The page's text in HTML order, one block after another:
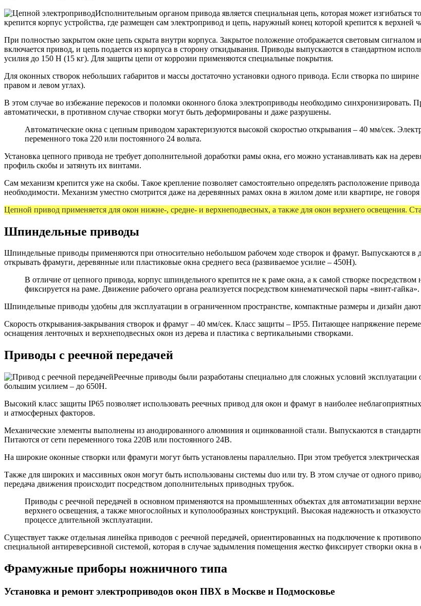
Исполнительным органом привода является специальная цепь, которая может изгибаться
крепится корпус устройства, где размещен сам электропривод и цепь, наружный конец которой крепится к верхней
При полностью закрытом окне цепь скрыта внутри корпуса. Закрытое положение отображается световым
включается привод, и цепь подается из корпуса в сторону откидывания. Приводы выпускаются в стандартном
усилия до 150 Н (15 кг). Для защиты цепи от коррозии применяются специальные покрытия.
Для оконных створок небольших габаритов и массы достаточно установки одного привода. Если створка по
правом и левом углах).
В этом случае во избежание перекосов и поломки оконного блока электроприводы необходимо синхронизировать.
автоматически, в противном случае створки могут быть деформированы и даже разрушены.
Автоматические окна с цепным приводом характеризуются высокой скоростью открывания – 40 мм/сек.
переменного тока 220 или постоянного 24 вольта.
Установка цепного привода не требует дополнительной доработки рамы окна, его можно устанавливать как на
профиль скобы и затянуть их винтами.
Сам механизм крепится уже на скобы. Такое крепление позволяет самостоятельно определять расположение
необходимости. Механизм уместно смотрится даже на деревянных рамах окна в жилом доме или квартире, не
Цепной привод применяется для окон нижне-, средне- и верхнеподвесных, а также для окон верхнего освещения.
Шпиндельные приводы
Шпиндельные приводы применяются при относительно небольшом рабочем ходе створок и фрамуг. Выпускаются
открывать фрамуги, деревянные или пластиковые окна среднего веса (развиваемое усилие – 450Н).
В отличие от цепного привода, корпус шпиндельного крепится не к раме окна, а к самой створке
фиксируется на раме. Движение рабочего органа реализуется посредством кинематической пары «винт-гайка».
Шпиндельные приводы удобны для эксплуатации в ограниченном пространстве, компактные размеры и дизайн
Скорость открывания-закрывания створок и фрамуг – 40 мм/сек. Класс защиты – IP55. Питающее напряжение
оснащения ленточных и верхнеподвесных окон из дерева и пластика с вертикальными створками.
Приводы с реечной передачей
Реечные приводы были разработаны специально для сложных условий
большим усилием – до 650Н.
Высокий класс защиты IP65 позволяет использовать реечных привод для окон и фрамуг в наиболее
и атмосферных факторов.
Механические элементы выполнены из анодированного алюминия и оцинкованной стали. Выпускаются в
Питаются от сети переменного тока 220В или постоянного 24В.
На широкие оконные створки или фрамуги могут быть установлены параллельно. При этом требуется
Также для широких и массивных окон могут быть использованы системы duo или try. В этом случае от одного
передача движения происходит посредством дополнительных приводных трубок.
Приводы с реечной передачей в основном применяются на промышленных объектах для автоматизации
верхнего освещения, а также многослойных и куполообразных конструкций. Высокая надежность и
процессе длительной эксплуатации.
Существует также отдельная линейка приводов с реечной передачей, ориентированных на подключение к
специальной антиреверсивной системой, которая в случае задымления помещения жестко фиксирует створки
Фрамужные приборы ножничного типа
Установка и ремонт электроприводов окон ПВХ в Москве и Подмосковье